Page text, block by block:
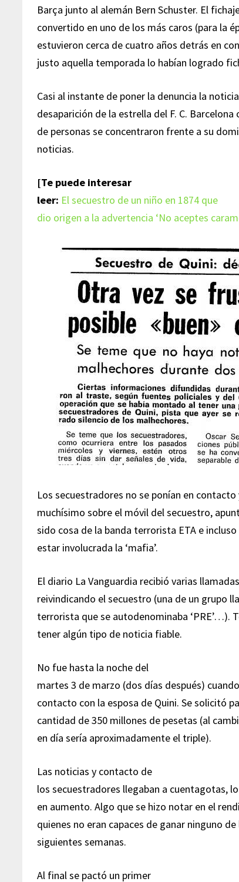
Barça junto al alemán Bern Schuster. El
convertido en uno de los más caros (para la
estuvieron cerca de cuatro años detrás en
justo aquella temporada lo habían logrado
Casi al instante de poner la denuncia la
desaparición de la estrella del F. C.
de personas se concentraron frente a su
noticias.
[Te puede interesar
leer: El secuestro de un niño en 1874 que
dio origen a la advertencia ‘No aceptes
Los secuestradores no se ponían en contacto
muchísimo sobre el móvil del secuestro,
sido cosa de la banda terrorista ETA e
estar involucrada la ‘mafia’.
El diario La Vanguardia recibió varias llamadas
reivindicando el secuestro (una de un grupo
terrorista que se autodenominaba ‘PRE’…).
tener algún tipo de noticia fiable.
No fue hasta la noche del
martes 3 de marzo (dos días después)
contacto con la esposa de Quini. Se solicitó
cantidad de 350 millones de pesetas (al
en día sería aproximadamente el triple).
Las noticias y contacto de
los secuestradores llegaban a cuentagotas,
en aumento. Algo que se hizo notar en el
quienes no eran capaces de ganar ninguno
siguientes semanas.
Al final se pactó un primer